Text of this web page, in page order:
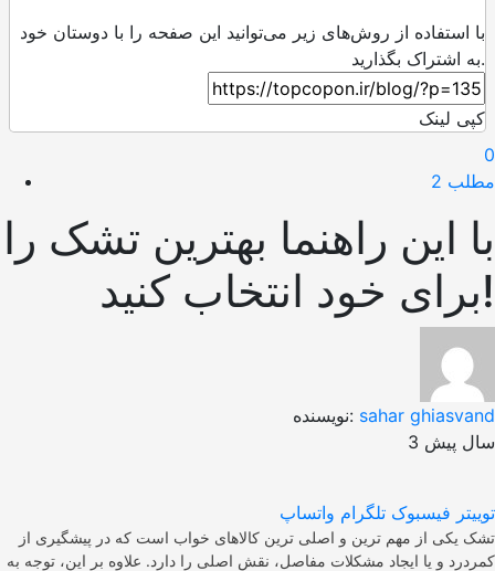
با استفاده از روش‌های زیر می‌توانید این صفحه را با دوستان خود
به اشتراک بگذارید.
کپی لینک
0
مطلب 2
با این راهنما بهترین تشک را
برای خود انتخاب کنید!
نویسنده: sahar ghiasvand
3 سال پیش
توییتر فیسبوک تلگرام واتساپ
تشک یکی از مهم ترین و اصلی‌ ترین کالاهای خواب است که در پیشگیری از
کمردرد و یا ایجاد مشکلات مفاصل، نقش اصلی را دارد. علاوه بر این، توجه به